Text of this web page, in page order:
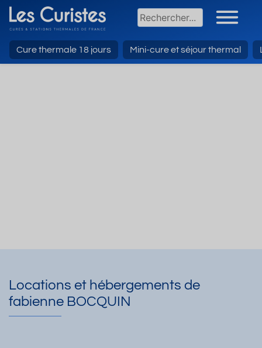
Cure thermale 18 jours Mini-cure et séjour thermal
Locations et hébergements de
fabienne BOCQUIN